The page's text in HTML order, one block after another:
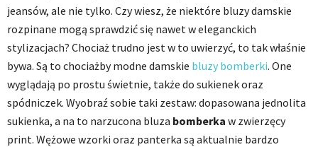
jeansów, ale nie tylko. Czy wiesz, że niektóre bluzy damskie
rozpinane mogą sprawdzić się nawet w eleganckich
stylizacjach? Chociaż trudno jest w to uwierzyć, to tak właśnie
bywa. Są to chociażby modne damskie bluzy bomberki. One
wyglądają po prostu świetnie, także do sukienek oraz
spódniczek. Wyobraź sobie taki zestaw: dopasowana jednolita
sukienka, a na to narzucona bluza bomberka w zwierzęcy
print. Wężowe wzorki oraz panterka są aktualnie bardzo